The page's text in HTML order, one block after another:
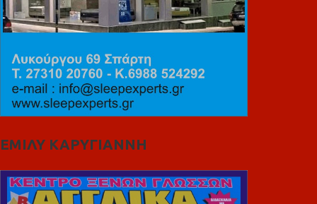
ΕΜΙΛΥ ΚΑΡΥΓΙΑΝΝΗ